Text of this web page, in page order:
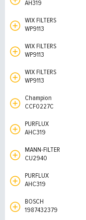
AH319
WIX FILTERS
WP9113
WIX FILTERS
WP9113
WIX FILTERS
WP9113
Champion
CCF0227C
PURFLUX
AHC319
MANN-FILTER
CU2940
PURFLUX
AHC319
BOSCH
1987432379